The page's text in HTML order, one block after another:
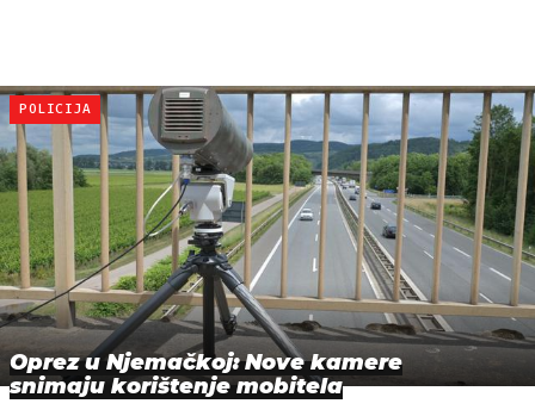
POLICIJA
Oprez u Njemačkoj: Nove kamere
snimaju korištenje mobitela